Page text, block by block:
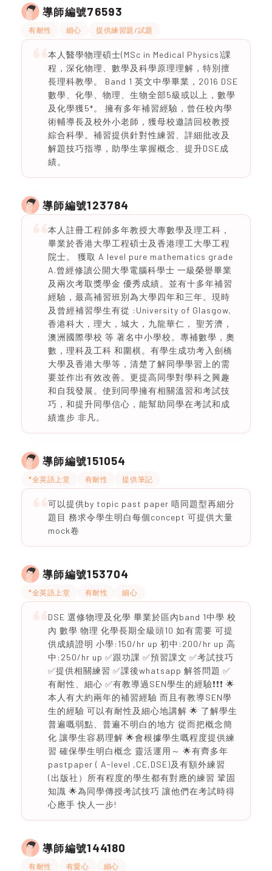
導師編號76593
有耐性 細心 提供練習題/試題
本人醫學物理碩士(MSc in Medical Physics)課
程，深化物理、數學及科學原理理解，特別擅
長理科教學。 Band 1 英文中學畢業，2016 DSE
數學、化學、物理、生物全部5級或以上，數學
及化學獲5*。 擁有多年補習經驗，曾任校內學
術輔導長及校外小老師，獲母校邀請回校教授
綜合科學。補習提供針對性練習、詳細批改及
解題技巧指導，助學生掌握概念、提升DSE成
績。
導師編號123784
本人註冊工程師多年教授大專數學及理工科，
畢業於香港大學工程碩士及香港理工大學工程
院士。 獲取 A level pure mathematics grade
A.曾經修讀公開大學電腦科學士 一級榮譽畢業
及兩次考取獎學金 優秀成績。並有十多年補習
經驗，最高補習班別為大學四年和三年。現時
及曾經補習學生有從 :University of Glasgow,
香港科大，理大，城大，九龍華仁， 聖芳濟，
澳洲國際學校 等 著名中小學校。專補數學，奧
數，理科及工科 和圍棋。有學生成功考入劍橋
大學及香港大學等，清楚了解同學學習上的需
要並作出有效改善。更提高同學對學科之興趣
和自我發展。使到同學擁有相關溫習和考試技
巧，和提升同學信心，能幫助同學在考試和成
績進步 非凡。
導師編號151054
*全英語上堂 有耐性 提供筆記
可以提供by topic past paper 唔同題型再細分
題目 務求令學生明白每個concept 可提供大量
mock卷
導師編號153704
*全英語上堂 有耐性 細心
DSE 選修物理及化學 畢業於區內band 1中學 校
內 數學 物理 化學長期全級頭10 如有需要 可提
供成績證明 小學:150/hr up 初中:200/hr up 高
中:250/hr up ✅跟功課 ✅預習課文 ✅考試技巧
✅提供相關練習 ✅課後whatsapp 解答問題 ✅
有耐性、細心 ✅有教導過SEN學生的經驗❗️❗️❗️ 🌟
本人有大約兩年的補習經驗 而且有教導SEN學
生的經驗 可以有耐性及細心地講解 🌟 了解學生
普遍嘅弱點、普遍不明白的地方 從而把概念簡
化 讓學生容易理解 🌟會根據學生嘅程度提供練
習 確保學生明白概念 靈活運用～ 🌟有齊多年
pastpaper ( A-level ,CE,DSE)及有額外練習
(出版社）所有程度的學生都有對應的練習 鞏固
知識 🌟為同學傳授考試技巧 讓他們在考試時得
心應手 快人一步!
導師編號144180
有耐性 有愛心 細心